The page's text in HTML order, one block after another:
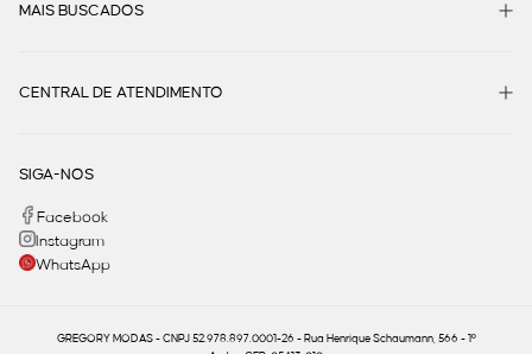
MAIS BUSCADOS
CENTRAL DE ATENDIMENTO
SIGA-NOS
Facebook
Instagram
WhatsApp
GREGORY MODAS - CNPJ 52.978.897.0001-26 - Rua Henrique Schaumann, 566 - 1º